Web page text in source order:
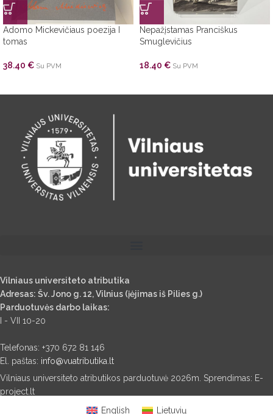
Adomo Mickevičiaus poezija I
tomas
38.40 € Su PVM
Nepažįstamas Pranciškus
Smuglevičius
18.40 € Su PVM
Vilniaus universiteto atributika
Adresas: Šv. Jono g. 12, Vilnius (įėjimas iš Pilies g.)
Parduotuvės darbo laikas:
I - VII 10-20
Telefonas: +370 672 81 146
El. paštas: info@vuatributika.lt
Vilniaus universiteto atributikos parduotuvė 2026m. Sprendimas: E-
project.lt
English
Lietuvių